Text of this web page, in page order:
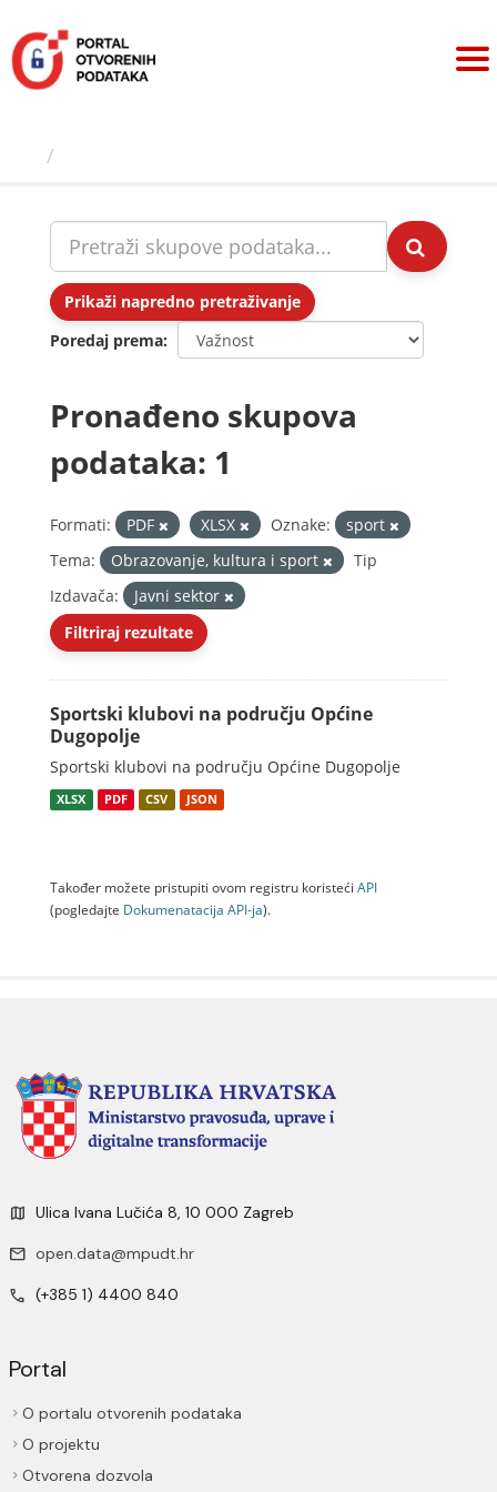
sadržaj
Prikaži napredno pretraživanje
Poredaj prema
Pronađeno skupova
podataka: 1
Formati: PDF XLSX Oznake:
sport
Tema:
Obrazovanje, kultura i sport
Tip
Izdavača:
Javni sektor
Filtriraj rezultate
Sportski klubovi na području Općine
Dugopolje
Sportski klubovi na području Općine Dugopolje
XLSX PDF CSV JSON
Također možete pristupiti ovom registru koristeći API
(pogledajte Dokumenаtаcijа API-jа).